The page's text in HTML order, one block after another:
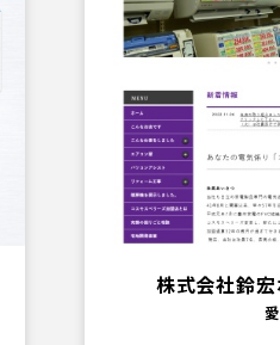
株式会社鈴